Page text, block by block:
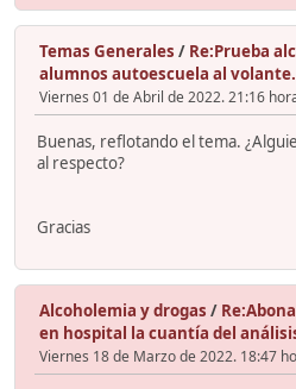
Temas Generales / Re:Prueba
alumnos autoescuela al volante.
Viernes 01 de Abril de 2022. 21:16
Buenas, reflotando el tema.
al respecto?
Gracias
Alcoholemia y drogas /
en hospital la cuantía del
Viernes 18 de Marzo de 2022. 18:47